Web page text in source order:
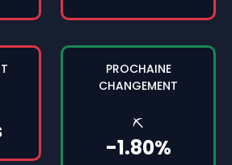
PROCHAINE
CHANGEMENT
⛏️
-1.80%